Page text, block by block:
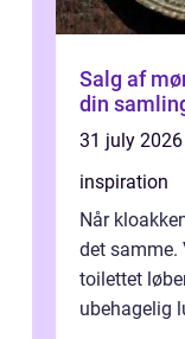
Salg af mønter sådan får du
din
31 july 2026
inspiration
Når
det samme.
toilettet
ubehagelig